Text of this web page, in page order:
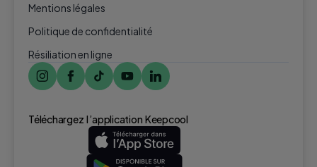
Mentions légales
Politique de confidentialité
Résiliation en ligne
Téléchargez l ’application Keepcool